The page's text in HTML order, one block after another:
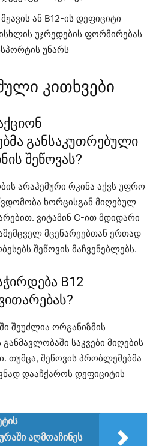
ან B12-ის დეფიციტი
უჯრედების ფორმირებას
უნარს
კითხვები
განსაკუთრებული
შეწოვას?
არაჰემური რკინა აქვს უფრო
ხორცისგან მიღებულ
ვიტამინ C-ით მდიდარი
მცენარეებთან ერთად
შეწოვის მაჩვენებლებს.
B12
შეუძლია ორგანიზმის
საკვები მიღების
თუმცა, შეწოვის პრობლემებმა
დააჩქაროს დეფიციტის
აღმოაჩინეს